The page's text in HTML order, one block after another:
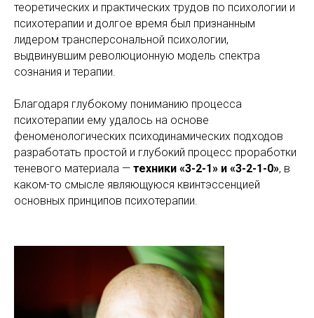
теоретических и практических трудов по психологии и
психотерапии и долгое время был признанным
лидером трансперсональной психологии,
выдвинувшим революционную модель спектра
сознания и терапии.
Благодаря глубокому пониманию процесса
психотерапии ему удалось на основе
феноменологических психодинамических подходов
разработать простой и глубокий процесс проработки
теневого материала — техники «3-2-1» и «3-2-1-0», в
каком-то смысле являющуюся квинтэссенцией
основных принципов психотерапии.